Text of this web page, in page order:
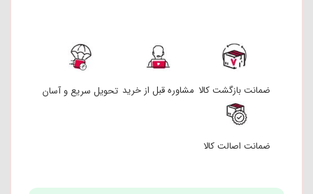
ضمانت بازگشت کالا مشاوره قبل از خرید تحویل سریع و آسان
ضمانت اصالت کالا